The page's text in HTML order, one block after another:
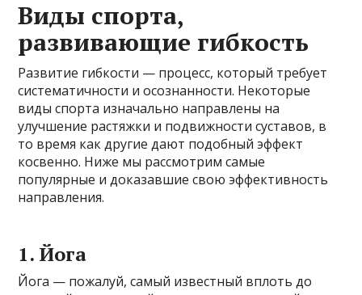
Виды спорта,
развивающие гибкость
Развитие гибкости — процесс, который требует
систематичности и осознанности. Некоторые
виды спорта изначально направлены на
улучшение растяжки и подвижности суставов, в
то время как другие дают подобный эффект
косвенно. Ниже мы рассмотрим самые
популярные и доказавшие свою эффективность
направления.
1. Йога
Йога — пожалуй, самый известный вплоть до